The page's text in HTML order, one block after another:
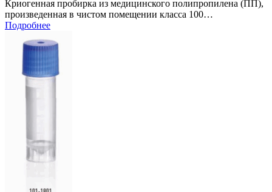
Криогенная пробирка из медицинского полипропилена (ПП),
произведенная в чистом помещении класса 100…
Подробнее